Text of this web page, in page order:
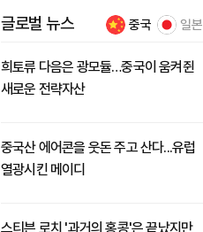
글로벌 뉴스 중국 일본
희토류 다음은 광모듈…중국이 움켜쥔
새로운 전략자산
중국산 에어콘을 웃돈 주고 산다...유럽
열광시킨 메이디
스티븐 로치 '과거의 홍콩'은 끝났지만